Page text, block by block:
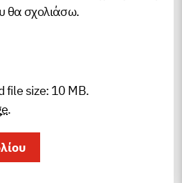
θα σχολιάσω.
file size: 10 MB.
.